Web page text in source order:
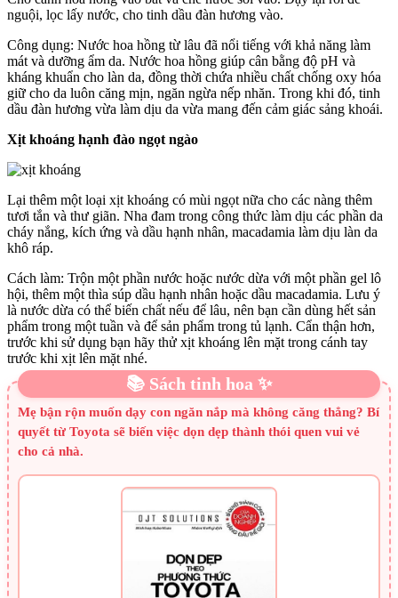
nguội, lọc lấy nước, cho tinh dầu đàn hương vào.
Công dụng: Nước hoa hồng từ lâu đã nổi tiếng với khả năng làm
mát và dưỡng ẩm da. Nước hoa hồng giúp cân bằng độ pH và
kháng khuẩn cho làn da, đồng thời chứa nhiều chất chống oxy hóa
giữ cho da luôn căng mịn, ngăn ngừa nếp nhăn. Trong khi đó, tinh
dầu đàn hương vừa làm dịu da vừa mang đến cảm giác sảng khoái.
Xịt khoáng hạnh đào ngọt ngào
Lại thêm một loại xịt khoáng có mùi ngọt nữa cho các nàng thêm
tươi tắn và thư giãn. Nha đam trong công thức làm dịu các phần da
cháy nắng, kích ứng và dầu hạnh nhân, macadamia làm dịu làn da
khô ráp.
Cách làm: Trộn một phần nước hoặc nước dừa với một phần gel lô
hội, thêm một thìa súp dầu hạnh nhân hoặc dầu macadamia. Lưu ý
là nước dừa có thể biến chất nếu để lâu, nên bạn cần dùng hết sản
phẩm trong một tuần và để sản phẩm trong tủ lạnh. Cẩn thận hơn,
trước khi sử dụng bạn hãy thử xịt khoáng lên mặt trong cánh tay
trước khi xịt lên mặt nhé.
📚 Sách tinh hoa ✨
Mẹ bận rộn muốn dạy con ngăn nắp mà không căng thẳng? Bí
quyết từ Toyota sẽ biến việc dọn dẹp thành thói quen vui vẻ
cho cả nhà.